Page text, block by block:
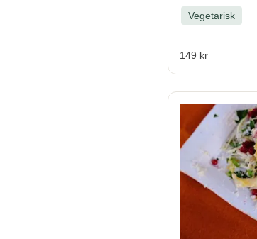
Vegetarisk
149 kr